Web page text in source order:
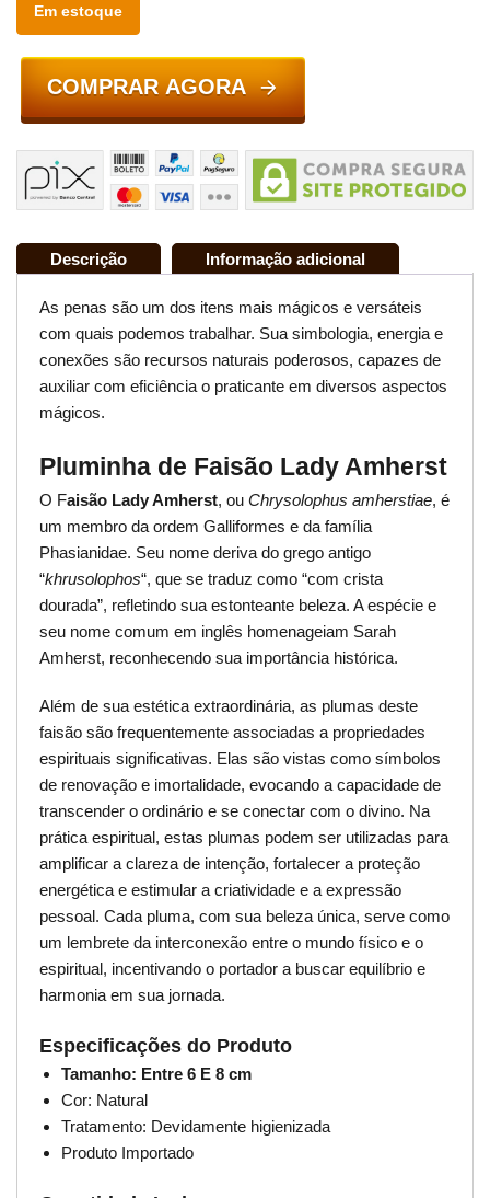
Em estoque
COMPRAR AGORA
Descrição Informação adicional
As penas são um dos itens mais mágicos e versáteis
com quais podemos trabalhar. Sua simbologia, energia e
conexões são recursos naturais poderosos, capazes de
auxiliar com eficiência o praticante em diversos aspectos
mágicos.
Pluminha de Faisão Lady Amherst
O Faisão Lady Amherst, ou Chrysolophus amherstiae, é
um membro da ordem Galliformes e da família
Phasianidae. Seu nome deriva do grego antigo
“khrusolophos“, que se traduz como “com crista
dourada”, refletindo sua estonteante beleza. A espécie e
seu nome comum em inglês homenageiam Sarah
Amherst, reconhecendo sua importância histórica.
Além de sua estética extraordinária, as plumas deste
faisão são frequentemente associadas a propriedades
espirituais significativas. Elas são vistas como símbolos
de renovação e imortalidade, evocando a capacidade de
transcender o ordinário e se conectar com o divino. Na
prática espiritual, estas plumas podem ser utilizadas para
amplificar a clareza de intenção, fortalecer a proteção
energética e estimular a criatividade e a expressão
pessoal. Cada pluma, com sua beleza única, serve como
um lembrete da interconexão entre o mundo físico e o
espiritual, incentivando o portador a buscar equilíbrio e
harmonia em sua jornada.
Especificações do Produto
Tamanho: Entre 6 E 8 cm
Cor: Natural
Tratamento: Devidamente higienizada
Produto Importado